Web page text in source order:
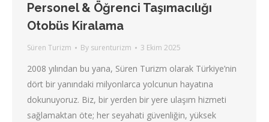
Personel & Öğrenci Taşımacılığı
Otobüs Kiralama
Süren Turizm By surenturizm 3 Ekim 2025
2008 yılından bu yana, Süren Turizm olarak Türkiye’nin
dört bir yanındaki milyonlarca yolcunun hayatına
dokunuyoruz. Biz, bir yerden bir yere ulaşım hizmeti
sağlamaktan öte; her seyahati güvenliğin, yüksek